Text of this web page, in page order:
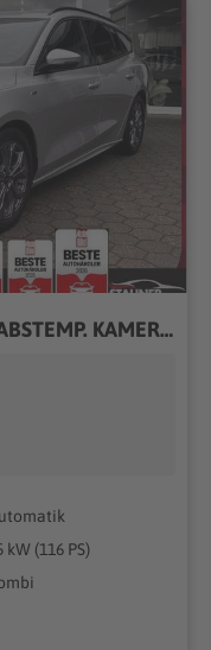
Ford Focus St-Line 1.5 Turnier ABSTEMP. KAMERA NAVI
kW (116 PS)